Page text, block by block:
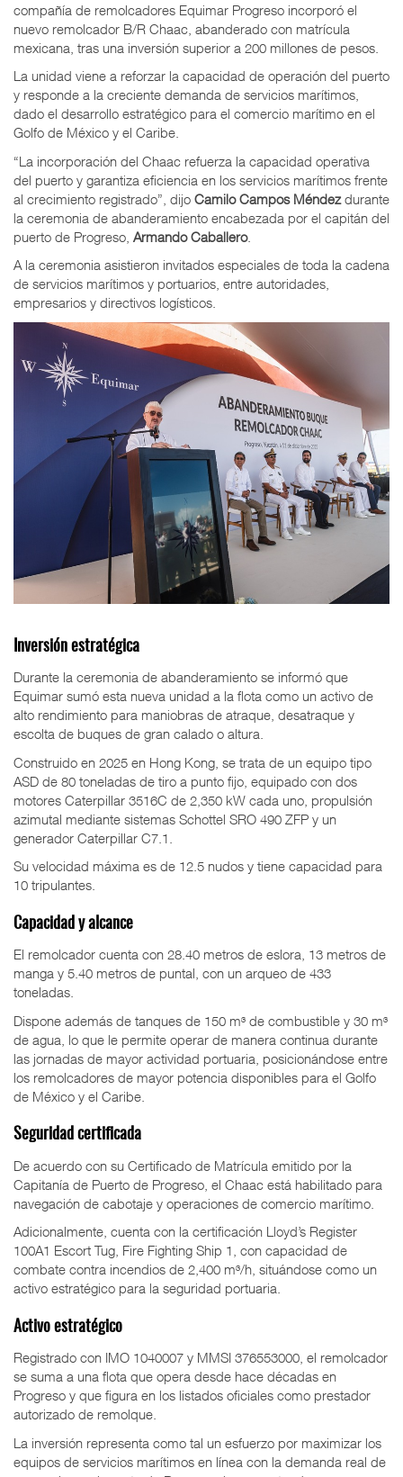
compañía de remolcadores Equimar Progreso incorporó el
nuevo remolcador B/R Chaac, abanderado con matrícula
mexicana, tras una inversión superior a 200 millones de pesos.
La unidad viene a reforzar la capacidad de operación del puerto
y responde a la creciente demanda de servicios marítimos,
dado el desarrollo estratégico para el comercio marítimo en el
Golfo de México y el Caribe.
“La incorporación del Chaac refuerza la capacidad operativa
del puerto y garantiza eficiencia en los servicios marítimos frente
al crecimiento registrado”, dijo Camilo Campos Méndezdurante
la ceremonia de abanderamiento encabezada por el capitán del
puerto de Progreso, Armando Caballero.
A la ceremonia asistieron invitados especiales de toda la cadena
de servicios marítimos y portuarios, entre autoridades,
empresarios y directivos logísticos.
Inversión estratégica
Durante la ceremonia de abanderamiento se informó que
Equimar sumó esta nueva unidad a la flota como un activo de
alto rendimiento para maniobras de atraque, desatraque y
escolta de buques de gran calado o altura.
Construido en 2025 en Hong Kong, se trata de un equipo tipo
ASD de 80 toneladas de tiro a punto fijo, equipado con dos
motores Caterpillar 3516C de 2,350 kW cada uno, propulsión
azimutal mediante sistemas Schottel SRO 490 ZFP y un
generador Caterpillar C7.1.
Su velocidad máxima es de 12.5 nudos y tiene capacidad para
10 tripulantes.
Capacidad y alcance
El remolcador cuenta con 28.40 metros de eslora, 13 metros de
manga y 5.40 metros de puntal, con un arqueo de 433
toneladas.
Dispone además de tanques de 150 m³ de combustible y 30 m³
de agua, lo que le permite operar de manera continua durante
las jornadas de mayor actividad portuaria, posicionándose entre
los remolcadores de mayor potencia disponibles para el Golfo
de México y el Caribe.
Seguridad certificada
De acuerdo con su Certificado de Matrícula emitido por la
Capitanía de Puerto de Progreso, el Chaac está habilitado para
navegación de cabotaje y operaciones de comercio marítimo.
Adicionalmente, cuenta con la certificación Lloyd’s Register
100A1 Escort Tug, Fire Fighting Ship 1, con capacidad de
combate contra incendios de 2,400 m³/h, situándose como un
activo estratégico para la seguridad portuaria.
Activo estratégico
Registrado con IMO 1040007 y MMSI 376553000, el remolcador
se suma a una flota que opera desde hace décadas en
Progreso y que figura en los listados oficiales como prestador
autorizado de remolque.
La inversión representa como tal un esfuerzo por maximizar los
equipos de servicios marítimos en línea con la demanda real de